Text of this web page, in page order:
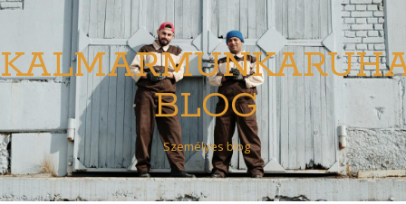
BLOG
Személyes blog